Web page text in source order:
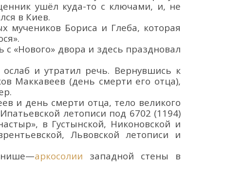
ушёл куда-то с ключами, и, не
в Киев.
х мучеников Бориса и Глеба, которая
».
с «Нового» двора и здесь праздновал
иутратил речь. Вернувшись к
Маккавеев (день смерти его отца),
.
и день смерти отца, тело великого
летописи под 6702 (1194)
», в Густынской, Никоновской и
, Львовской летописи и
—аркосолии западной стены в